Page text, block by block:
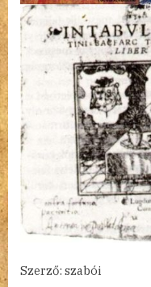
Szerző: szabói